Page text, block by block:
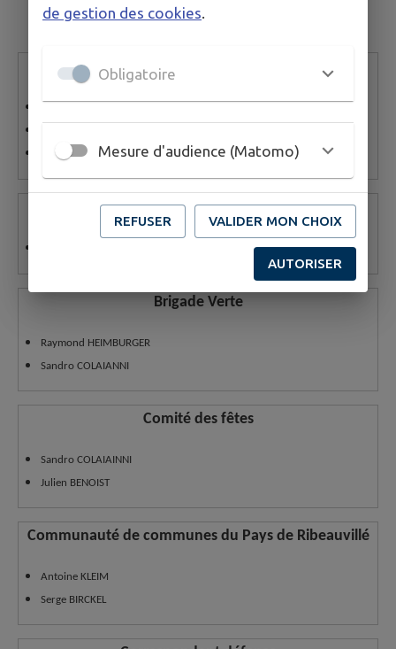
Associations foncières
Christine FLEITH
Bibliothèque
Brigade Verte
Raymond HEIMBURGER
Sandro COLAIANNI
Comité des fêtes
Sandro COLAIAINNI
Julien BENOIST
Communauté de communes du Pays de Ribeauvillé
Antoine KLEIM
Serge BIRCKEL
de gestion des cookies.
Obligatoire
Mesure d'audience (Matomo)
REFUSER VALIDER MON CHOIX
AUTORISER